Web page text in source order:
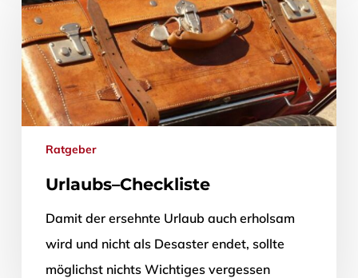
31. Mai 2012
Ratgeber
Urlaubs–Checkliste
Damit der ersehnte Urlaub auch erholsam
wird und nicht als Desaster endet, sollte
möglichst nichts Wichtiges vergessen